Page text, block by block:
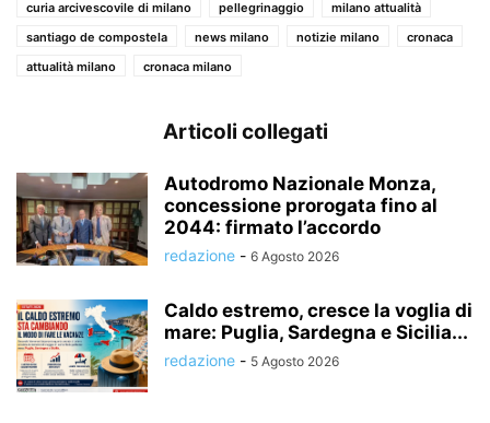
curia arcivescovile di milano
pellegrinaggio
milano attualità
santiago de compostela
news milano notizie milano
cronaca
attualità milano
cronaca milano
Articoli collegati
Autodromo Nazionale Monza,
concessione prorogata fino al
2044: firmato l’accordo
redazione - 6 Agosto 2026
Caldo estremo, cresce la voglia di
mare: Puglia, Sardegna e Sicilia...
redazione - 5 Agosto 2026